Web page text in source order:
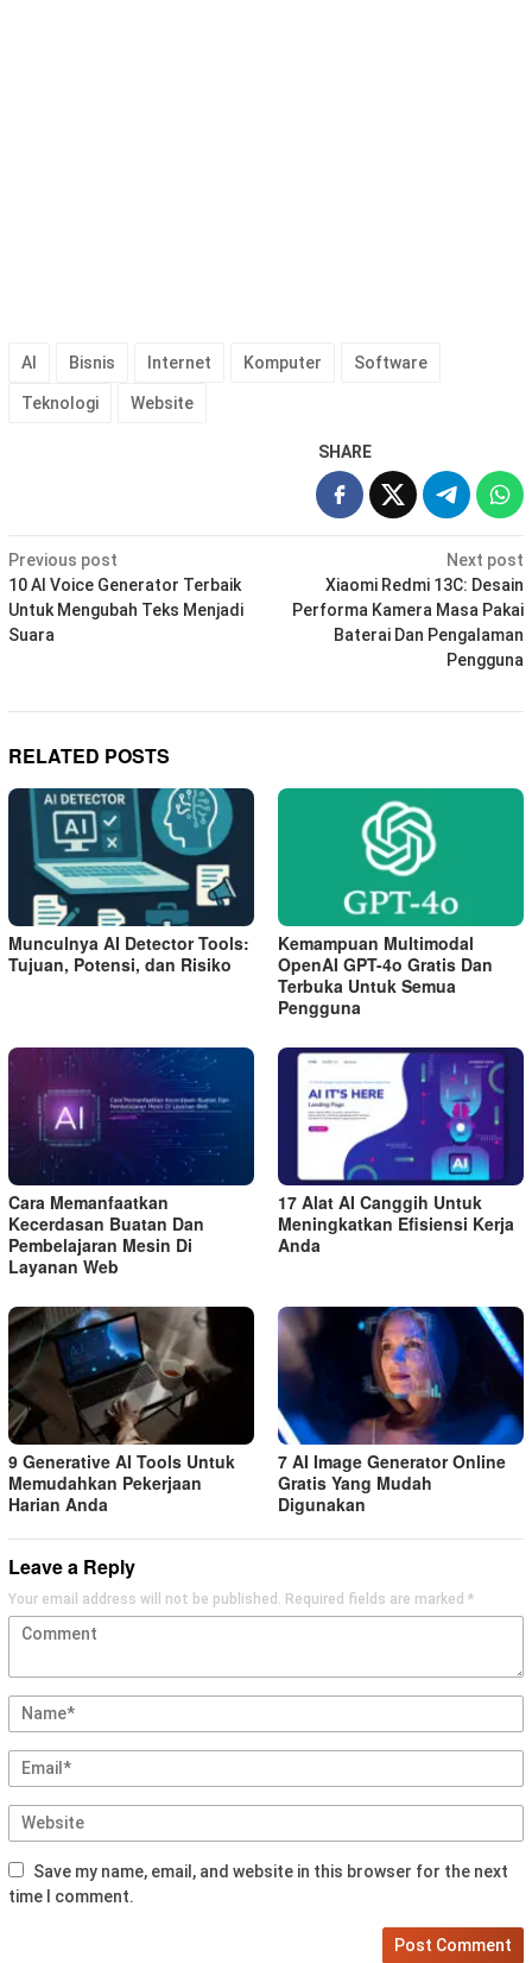
AI Bisnis Internet Komputer Software
Teknologi Website
SHARE
Post
navigation
Previous post
10 AI Voice Generator Terbaik
Untuk Mengubah Teks Menjadi
Suara
Next post
Xiaomi Redmi 13C: Desain
Performa Kamera Masa Pakai
Baterai Dan Pengalaman
Pengguna
RELATED POSTS
Munculnya AI Detector Tools:
Tujuan, Potensi, dan Risiko
Kemampuan Multimodal
OpenAI GPT-4o Gratis Dan
Terbuka Untuk Semua
Pengguna
Cara Memanfaatkan
Kecerdasan Buatan Dan
Pembelajaran Mesin Di
Layanan Web
17 Alat AI Canggih Untuk
Meningkatkan Efisiensi Kerja
Anda
9 Generative AI Tools Untuk
Memudahkan Pekerjaan
Harian Anda
7 AI Image Generator Online
Gratis Yang Mudah
Digunakan
Leave a Reply
Your email address will not be published. Required fields are marked *
Save my name, email, and website in this browser for the next
time I comment.